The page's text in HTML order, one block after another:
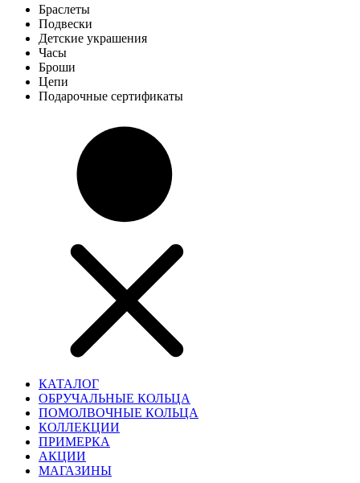
Браслеты
Подвески
Детские украшения
Часы
Броши
Цепи
Подарочные сертификаты
КАТАЛОГ
ОБРУЧАЛЬНЫЕ КОЛЬЦА
ПОМОЛВОЧНЫЕ КОЛЬЦА
КОЛЛЕКЦИИ
ПРИМЕРКА
АКЦИИ
МАГАЗИНЫ